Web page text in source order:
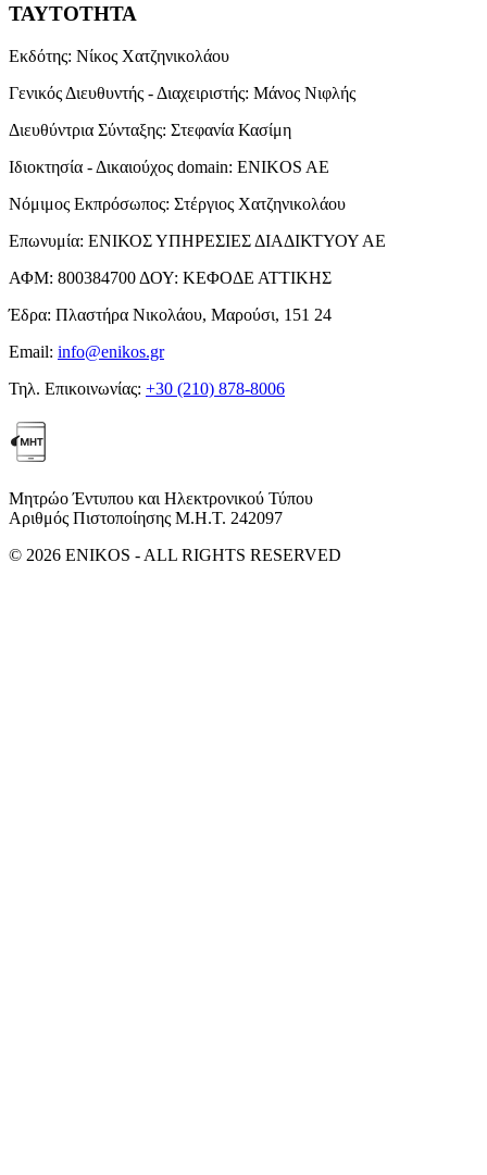
ΤΑΥΤΟΤΗΤΑ
Εκδότης: Νίκος Χατζηνικολάου
Γενικός Διευθυντής - Διαχειριστής: Μάνος Νιφλής
Διευθύντρια Σύνταξης: Στεφανία Κασίμη
Ιδιοκτησία - Δικαιούχος domain: ENIKOS AE
Νόμιμος Εκπρόσωπος: Στέργιος Χατζηνικολάου
Επωνυμία: ΕΝΙΚΟΣ ΥΠΗΡΕΣΙΕΣ ΔΙΑΔΙΚΤΥΟΥ ΑΕ
ΑΦΜ: 800384700 ΔΟΥ: ΚΕΦΟΔΕ ΑΤΤΙΚΗΣ
Έδρα: Πλαστήρα Νικολάου, Μαρούσι, 151 24
Email: info@enikos.gr
Τηλ. Επικοινωνίας: +30 (210) 878-8006
Μητρώο Έντυπου και Ηλεκτρονικού Τύπου
Αριθμός Πιστοποίησης Μ.Η.Τ. 242097
© 2026 ENIKOS - ALL RIGHTS RESERVED